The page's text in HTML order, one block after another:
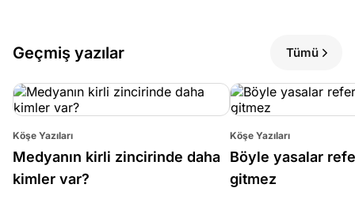
Geçmiş yazılar Tümü
Köşe Yazıları
Medyanın kirli zincirinde daha
kimler var?
Köşe Yazıları
Böyle yasalar
gitmez